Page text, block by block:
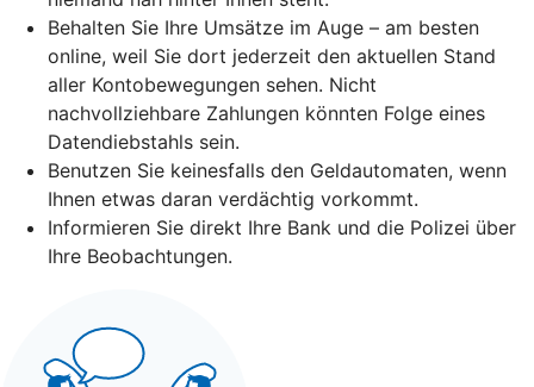
Behalten Sie Ihre Umsätze im Auge – am besten
online, weil Sie dort jederzeit den aktuellen Stand
aller Kontobewegungen sehen. Nicht
nachvollziehbare Zahlungen könnten Folge eines
Datendiebstahls sein.
Benutzen Sie keinesfalls den Geldautomaten, wenn
Ihnen etwas daran verdächtig vorkommt.
Informieren Sie direkt Ihre Bank und die Polizei über
Ihre Beobachtungen.